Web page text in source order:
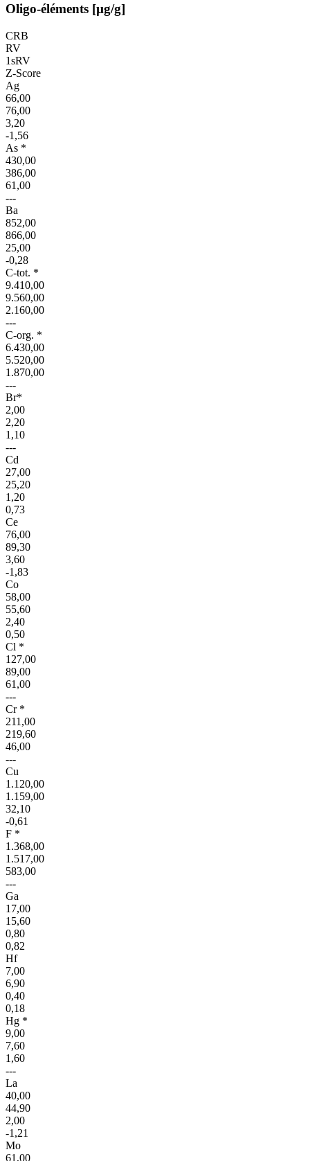
Oligo-éléments [µg/g]
CRB
RV
1sRV
Z-Score
Ag
66,00
76,00
3,20
-1,56
As *
430,00
386,00
61,00
---
Ba
852,00
866,00
25,00
-0,28
C-tot. *
9.410,00
9.560,00
2.160,00
---
C-org. *
6.430,00
5.520,00
1.870,00
---
Br*
2,00
2,20
1,10
---
Cd
27,00
25,20
1,20
0,73
Ce
76,00
89,30
3,60
-1,83
Co
58,00
55,60
2,40
0,50
Cl *
127,00
89,00
61,00
---
Cr *
211,00
219,60
46,00
---
Cu
1.120,00
1.159,00
32,10
-0,61
F *
1.368,00
1.517,00
583,00
---
Ga
17,00
15,60
0,80
0,82
Hf
7,00
6,90
0,40
0,18
Hg *
9,00
7,60
1,60
---
La
40,00
44,90
2,00
-1,21
Mo
61,00